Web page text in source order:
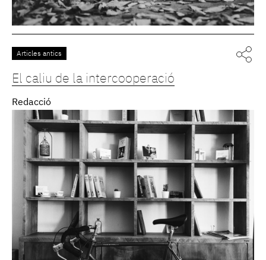
Articles antics
El caliu de la intercooperació
Redacció